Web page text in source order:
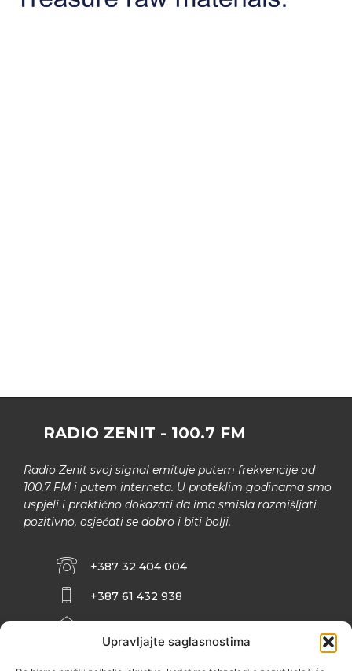
Upravljajte saglasnostima
RADIO ZENIT - 100.7 FM
Radio Zenit svoj signal emituje putem frekvencije od
100.7 FM i putem interneta. U proteklim godinama smo
uspjeli i praktično dokazati da ima smisla razmišljati
pozitivno, osjećati se dobro i biti bolji.
+387 32 404 004
+387 61 432 938
INFO@ZENIT.BA